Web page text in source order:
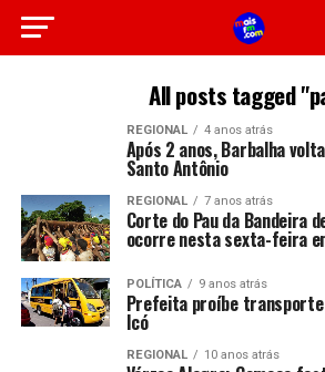
All posts tagged
REGIONAL 4 anos atrás
Após 2 anos, Barbalha
Santo Antônio
REGIONAL 7 anos atrás
Corte do Pau da Bandeira
ocorre nesta sexta-feira
POLÍTICA 9 anos atrás
Prefeita proíbe transporte
Icó
REGIONAL 10 anos atrás